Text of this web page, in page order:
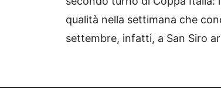
qualità nella settimana che
settembre, infatti, a San Siro